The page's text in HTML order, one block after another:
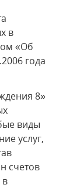
в
«Об
года
8»
виды
услуг,
счетов
в